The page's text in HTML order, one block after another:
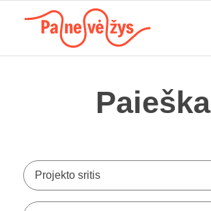
Paieška
Projekto sritis